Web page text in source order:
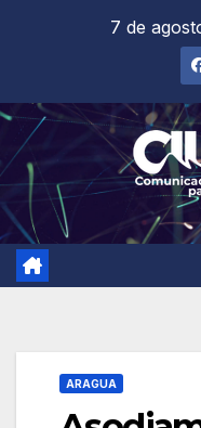
7 de
ARAGUA